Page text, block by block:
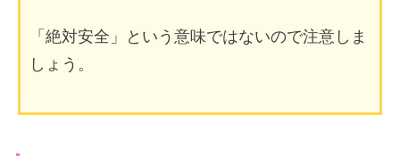
「絶対安全」という意味ではないので注意しま
しょう。